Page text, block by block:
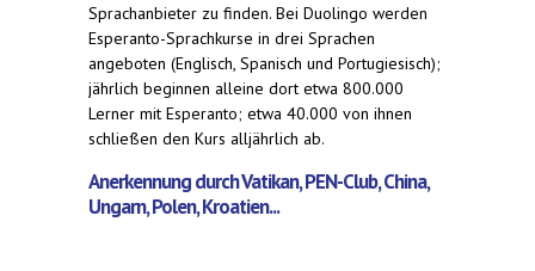
Sprachanbieter zu finden. Bei Duolingo werden
Esperanto-Sprachkurse in drei Sprachen
angeboten (Englisch, Spanisch und Portugiesisch);
jährlich beginnen alleine dort etwa 800.000
Lerner mit Esperanto; etwa 40.000 von ihnen
schließen den Kurs alljährlich ab.
Anerkennung durch Vatikan, PEN-Club, China,
Ungarn, Polen, Kroatien...